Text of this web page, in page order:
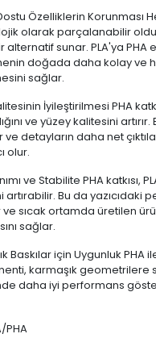
Özelliklerin Korunması
olarak parçalanabilir
alternatif sunar. PLA'ya PHA
doğada daha kolay ve
sağlar.
İyileştirilmesi PHA
ve yüzey kalitesini
ve detayların daha net
olur.
ve Stabilite PHA katkısı,
artırabilir. Bu da yazıcıdaki
ve sıcak ortamda üretilen
sağlar.
Baskılar için Uygunluk PHA
karmaşık
daha iyi performans
PHA